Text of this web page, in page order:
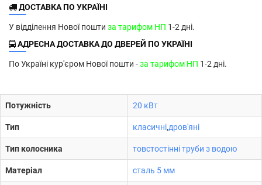
ДОСТАВКА ПО УКРАЇНІ
У відділення Нової пошти за тарифом НП 1-2 дні.
АДРЕСНА ДОСТАВКА ДО ДВЕРЕЙ ПО УКРАЇНІ
По Україні кур'єром Нової пошти -за тарифом НП 1-2 дні.
Потужність 20 кВт
Тип класичні,дров'яні
Тип колосника товстостінні труби з водою
Матеріал сталь 5 мм